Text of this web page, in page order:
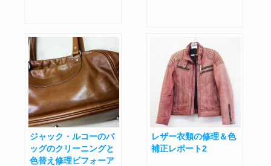
ジャック・ルコーのバ
ッグのクリーニングと
色替え修理ビフォーア
レザー衣類の修理＆色
補正レポート2